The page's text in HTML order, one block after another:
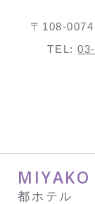
〒108-0074
TEL:
MIYAKO
都ホテル